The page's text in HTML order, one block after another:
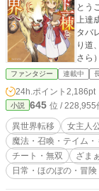
とう
上達
タバ
り道
さら
り、
ハン
り異
しく
虐待
庭環
テム
出て
か
ファンタジー 連載中
24h.ポイント 2,186pt
小説 645 位 / 228,955
異世界転移 女主人
魔法・召喚・テイム
チート・無双
ざま
日常・ほのぼの・冒